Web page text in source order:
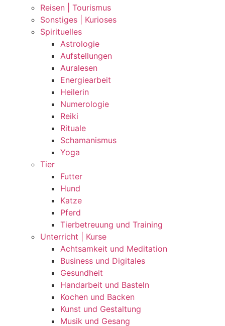
Reisen | Tourismus
Sonstiges | Kurioses
Spirituelles
Astrologie
Aufstellungen
Auralesen
Energiearbeit
Heilerin
Numerologie
Reiki
Rituale
Schamanismus
Yoga
Tier
Futter
Hund
Katze
Pferd
Tierbetreuung und Training
Unterricht | Kurse
Achtsamkeit und Meditation
Business und Digitales
Gesundheit
Handarbeit und Basteln
Kochen und Backen
Kunst und Gestaltung
Musik und Gesang